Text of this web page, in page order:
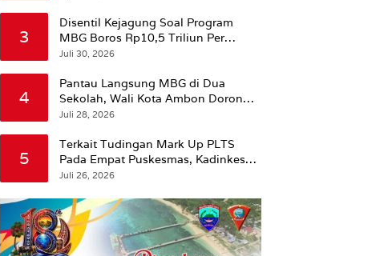
3
Disentil Kejagung Soal Program
MBG Boros Rp10,5 Triliun Per
Tahun, Kepala BGN Sudaryono Beri
Juli 30, 2026
4
Pantau Langsung MBG di Dua
Sekolah, Wali Kota Ambon Dorong
Pemerataan Hingga Wilayah
Juli 28, 2026
5
Terkait Tudingan Mark Up PLTS
Pada Empat Puskesmas, Kadinkes
Ambon Beri Klarifikasi.
Juli 26, 2026